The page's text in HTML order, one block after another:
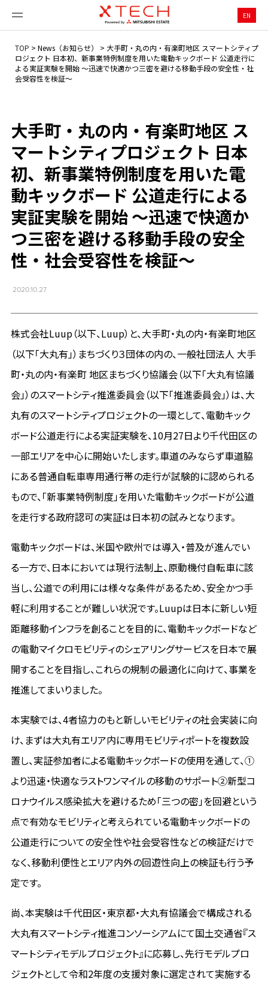
EN
TOP > News（お知らせ） > 大手町・丸の内・有楽町地区 スマートシティプ
ロジェクト 日本初、新事業特例制度を用いた電動キックボード 公道走行に
よる実証実験を開始 ～迅速で快適かつ三密を避ける移動手段の安全性・社
会受容性を検証～
大手町・丸の内・有楽町地区 ス
マートシティプロジェクト 日本
初、新事業特例制度を用いた電
動キックボード 公道走行による
実証実験を開始 ～迅速で快適か
つ三密を避ける移動手段の安全
性・社会受容性を検証～
2020.10.27
株式会社Luup（以下、Luup）と、大手町・丸の内・有楽町地区
（以下「大丸有」）まちづくり３団体の内の、一般社団法人 大手
町・丸の内・有楽町 地区まちづくり協議会（以下「大丸有協議
会」）のスマートシティ推進委員会（以下「推進委員会」）は、大
丸有のスマートシティプロジェクトの一環として、電動キック
ボード公道走行による実証実験を、10月27日より千代田区の
一部エリアを中心に開始いたします。車道のみならず車道脇
にある普通自転車専用通行帯の走行が試験的に認められる
もので、「新事業特例制度」を用いた電動キックボードが公道
を走行する政府認可の実証は日本初の試みとなります。
電動キックボードは、米国や欧州では導入・普及が進んでい
る一方で、日本においては現行法制上、原動機付自転車に該
当し、公道での利用には様々な条件があるため、安全かつ手
軽に利用することが難しい状況です。Luupは日本に新しい短
距離移動インフラを創ることを目的に、電動キックボードなど
の電動マイクロモビリティのシェアリングサービスを日本で展
開することを目指し、これらの規制の最適化に向けて、事業を
推進してまいりました。
本実験では、4者協力のもと新しいモビリティの社会実装に向
け、まずは大丸有エリア内に専用モビリティポートを複数設
置し、実証参加者による電動キックボードの使用を通して、①
より迅速・快適なラストワンマイルの移動のサポート②新型コ
ロナウイルス感染拡大を避けるため「三つの密」を回避という
点で有効なモビリティと考えられている電動キックボードの
公道走行についての安全性や社会受容性などの検証だけで
なく、移動利便性とエリア内外の回遊性向上の検証も行う予
定です。
尚、本実験は千代田区・東京都・大丸有協議会で構成される
大丸有スマートシティ推進コンソーシアムにて国土交通省『ス
マートシティモデルプロジェクト』に応募し、先行モデルプロ
ジェクトとして令和2年度の支援対象に選定されて実施する